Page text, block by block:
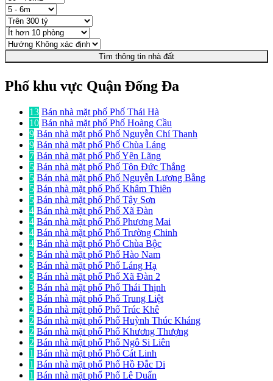
Tìm thông tin nhà đất
Phố khu vực Quận Đống Đa
13 Bán nhà mặt phố Phố Thái Hà
10 Bán nhà mặt phố Phố Hoàng Cầu
9 Bán nhà mặt phố Phố Nguyễn Chí Thanh
9 Bán nhà mặt phố Phố Chùa Láng
7 Bán nhà mặt phố Phố Yên Lãng
5 Bán nhà mặt phố Phố Tôn Đức Thắng
5 Bán nhà mặt phố Phố Nguyễn Lương Bằng
5 Bán nhà mặt phố Phố Khâm Thiên
5 Bán nhà mặt phố Phố Tây Sơn
4 Bán nhà mặt phố Phố Xã Đàn
4 Bán nhà mặt phố Phố Phương Mai
4 Bán nhà mặt phố Phố Trường Chinh
4 Bán nhà mặt phố Phố Chùa Bộc
3 Bán nhà mặt phố Phố Hào Nam
3 Bán nhà mặt phố Phố Láng Hạ
3 Bán nhà mặt phố Phố Xã Đàn 2
3 Bán nhà mặt phố Phố Thái Thịnh
3 Bán nhà mặt phố Phố Trung Liệt
2 Bán nhà mặt phố Phố Trúc Khê
2 Bán nhà mặt phố Phố Huỳnh Thúc Kháng
2 Bán nhà mặt phố Phố Khương Thượng
2 Bán nhà mặt phố Phố Ngô Si Liên
1 Bán nhà mặt phố Phố Cát Linh
1 Bán nhà mặt phố Phố Hồ Đắc Di
1 Bán nhà mặt phố Phố Lê Duẩn